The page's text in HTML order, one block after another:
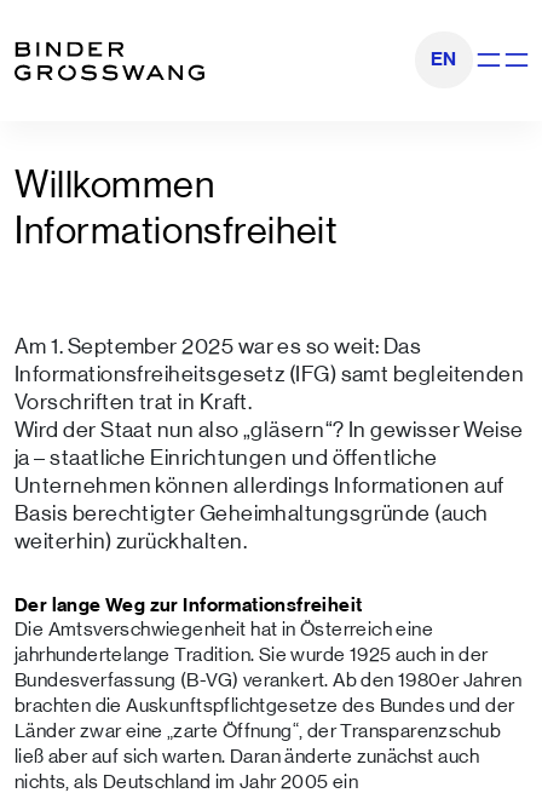
EN
Willkommen
Informationsfreiheit
Am 1. September 2025 war es so weit: Das
Informationsfreiheitsgesetz (IFG) samt begleitenden
Vorschriften trat in Kraft.
Wird der Staat nun also „gläsern“? In gewisser Weise
ja – staatliche Einrichtungen und öffentliche
Unternehmen können allerdings Informationen auf
Basis berechtigter Geheimhaltungsgründe (auch
weiterhin) zurückhalten.
Der lange Weg zur Informationsfreiheit
Die Amtsverschwiegenheit hat in Österreich eine
jahrhundertelange Tradition. Sie wurde 1925 auch in der
Bundesverfassung (B-VG) verankert. Ab den 1980er Jahren
brachten die Auskunftspflichtgesetze des Bundes und der
Länder zwar eine „zarte Öffnung“, der Transparenzschub
ließ aber auf sich warten. Daran änderte zunächst auch
nichts, als Deutschland im Jahr 2005 ein